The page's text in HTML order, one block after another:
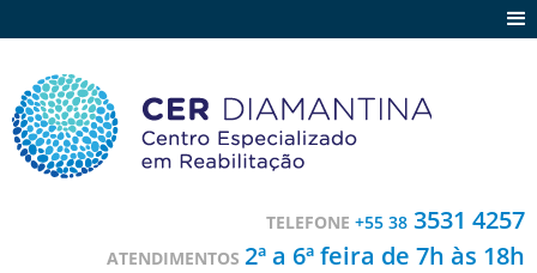
Contato
TELEFONE +55 38 3531 4257
ATENDIMENTOS 2ª a 6ª feira de 7h às 18h